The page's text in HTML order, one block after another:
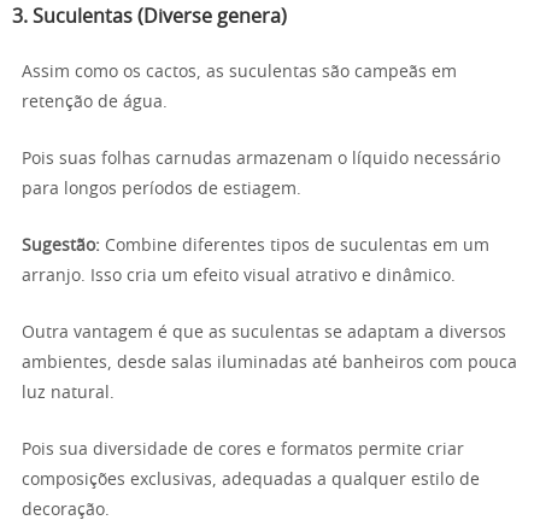
3. Suculentas (Diverse genera)
Assim como os cactos, as suculentas são campeãs em
retenção de água.
Pois suas folhas carnudas armazenam o líquido necessário
para longos períodos de estiagem.
Sugestão: Combine diferentes tipos de suculentas em um
arranjo. Isso cria um efeito visual atrativo e dinâmico.
Outra vantagem é que as suculentas se adaptam a diversos
ambientes, desde salas iluminadas até banheiros com pouca
luz natural.
Pois sua diversidade de cores e formatos permite criar
composições exclusivas, adequadas a qualquer estilo de
decoração.